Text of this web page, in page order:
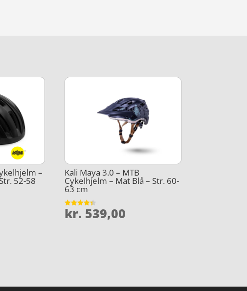
–
52-58
Kali Maya 3.0 – MTB
Cykelhjelm – Mat Blå – Str. 60-
63 cm
Vurderet
4.4
kr. 539,00